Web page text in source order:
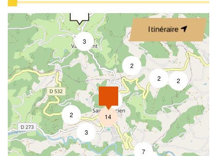
Itinéraire
3
2
2
2
7
2
3
14